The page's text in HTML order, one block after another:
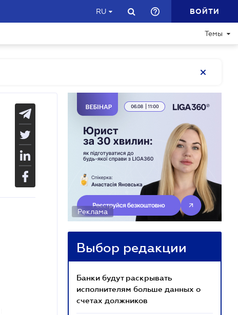
RU ВОЙТИ
Темы
Реклама
Выбор редакции
Банки будут раскрывать
исполнителям больше данных о
счетах должников